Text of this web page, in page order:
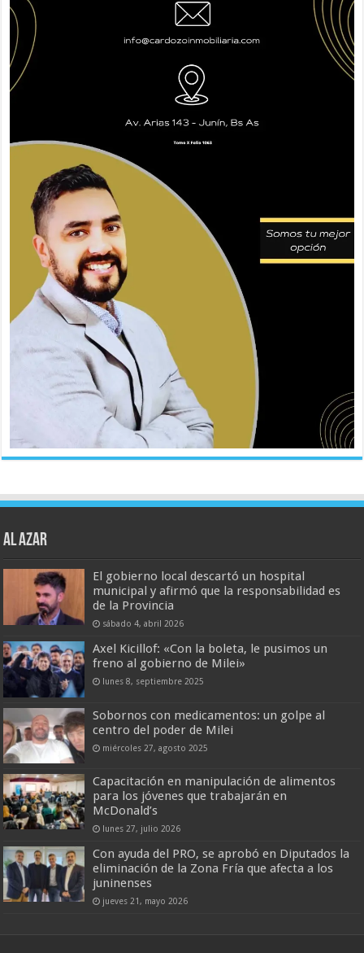
AL AZAR
El gobierno local descartó un hospital
municipal y afirmó que la responsabilidad es
de la Provincia
sábado 4, abril 2026
Axel Kicillof: «Con la boleta, le pusimos un
freno al gobierno de Milei»
lunes 8, septiembre 2025
Sobornos con medicamentos: un golpe al
centro del poder de Milei
miércoles 27, agosto 2025
Capacitación en manipulación de alimentos
para los jóvenes que trabajarán en
McDonald’s
lunes 27, julio 2026
Con ayuda del PRO, se aprobó en Diputados la
eliminación de la Zona Fría que afecta a los
juninenses
jueves 21, mayo 2026